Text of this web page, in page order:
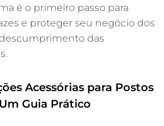
é o primeiro passo para
e proteger seu negócio dos
das
Acessórias para Postos
Guia Prático